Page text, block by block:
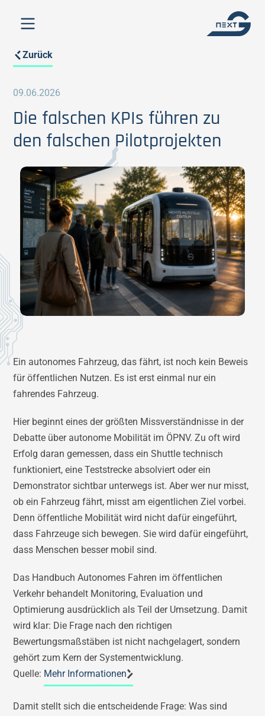
Zurück
09.06.2026
Die falschen KPIs führen zu
den falschen Pilotprojekten
Ein autonomes Fahrzeug, das fährt, ist noch kein Beweis
für öffentlichen Nutzen. Es ist erst einmal nur ein
fahrendes Fahrzeug.
Hier beginnt eines der größten Missverständnisse in der
Debatte über autonome Mobilität im ÖPNV. Zu oft wird
Erfolg daran gemessen, dass ein Shuttle technisch
funktioniert, eine Teststrecke absolviert oder ein
Demonstrator sichtbar unterwegs ist. Aber wer nur misst,
ob ein Fahrzeug fährt, misst am eigentlichen Ziel vorbei.
Denn öffentliche Mobilität wird nicht dafür eingeführt,
dass Fahrzeuge sich bewegen. Sie wird dafür eingeführt,
dass Menschen besser mobil sind.
Das Handbuch Autonomes Fahren im öffentlichen
Verkehr behandelt Monitoring, Evaluation und
Optimierung ausdrücklich als Teil der Umsetzung. Damit
wird klar: Die Frage nach den richtigen
Bewertungsmaßstäben ist nicht nachgelagert, sondern
gehört zum Kern der Systementwicklung.
Quelle: Mehr Informationen
Damit stellt sich die entscheidende Frage: Was sind